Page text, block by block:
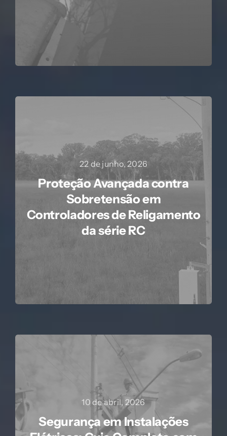
22 de junho, 2026
Proteção Avançada contra
Sobretensão em
Controladores de Religamento
da série RC
10 de abril, 2026
Segurança em Instalações